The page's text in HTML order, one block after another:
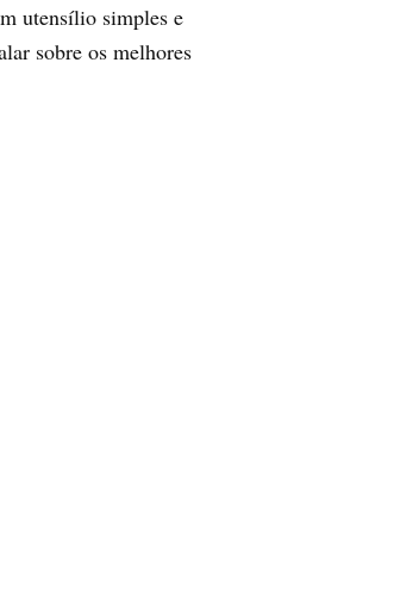
utensílio simples e
sobre os melhores